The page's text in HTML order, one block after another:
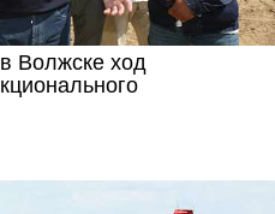
Волжске ход